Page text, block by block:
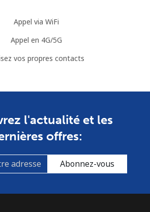
Appel via WiFi
Appel en 4G/5G
vos propres contacts
l'actualité et les
offres:
Abonnez-vous